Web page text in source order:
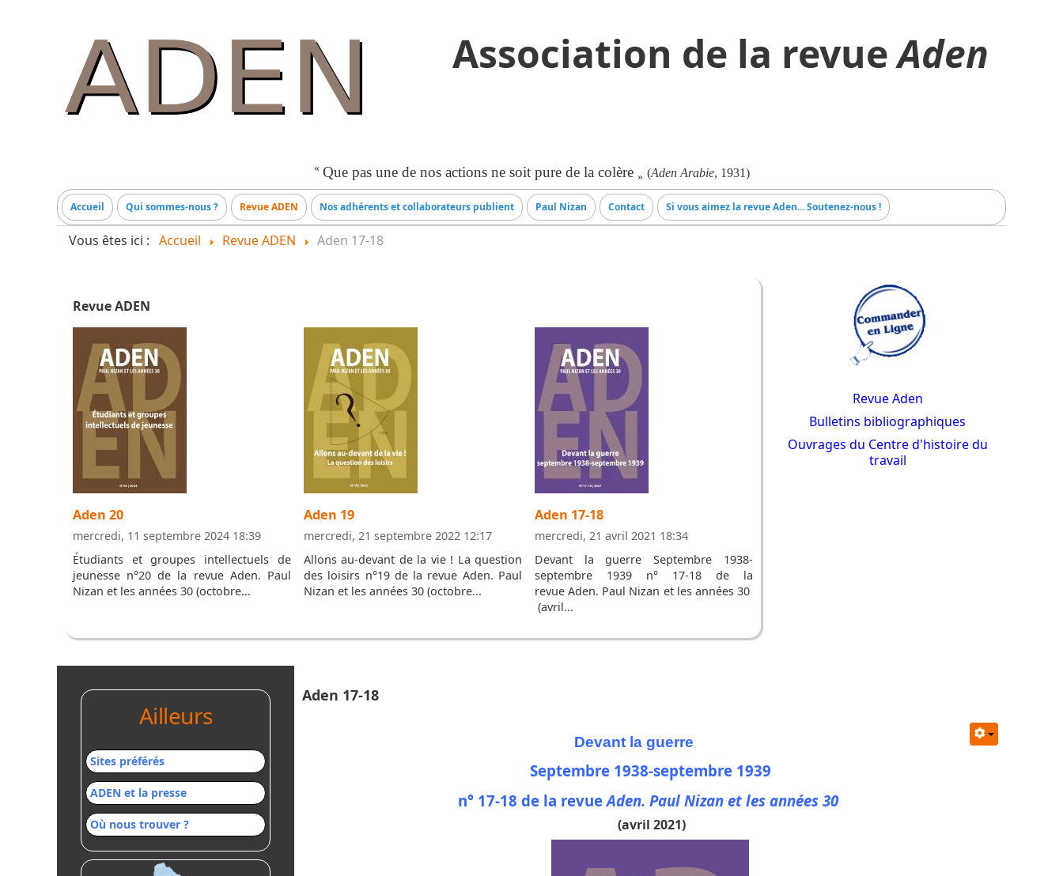
Association de la revueAden
« Que pas une de nos actions ne soit pure de la colère » (Aden Arabie, 1931)
Accueil Qui sommes-nous ? Revue ADEN Nos adhérents et collaborateurs publient Paul Nizan Contact Si vous aimez la revue Aden... Soutenez-nous !
Vous êtes ici : Accueil Revue ADEN Aden 17-18
Revue ADEN
Aden 20
mercredi, 11 septembre 2024 18:39
Étudiants et groupes intellectuels de
jeunesse n°20 de la revue Aden. Paul
Nizan et les années 30 (octobre...
Aden 19
mercredi, 21 septembre 2022 12:17
Allons au-devant de la vie ! La question
des loisirs n°19 de la revue Aden. Paul
Nizan et les années 30 (octobre...
Aden 17-18
mercredi, 21 avril 2021 18:34
Devant la guerre Septembre 1938-
septembre 1939 n° 17-18 de la
revue Aden. Paul Nizan et les années 30
(avril...
Revue Aden
Bulletins bibliographiques
Ouvrages du Centre d'histoire du
travail
Ailleurs
Sites préférés
ADEN et la presse
Où nous trouver ?
Aden 17-18
Devant la guerre
Septembre 1938-septembre 1939
n° 17-18 de la revueAden. Paul Nizan et les années 30
(avril 2021)